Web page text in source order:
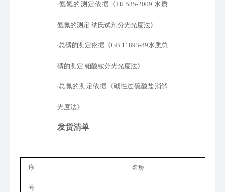
•氨氮的测定依据 《 HJ 535-2009 水质
氨氮的测定 纳氏试剂分光光度法》
•总磷的测定依据 《GB 11893-89水质总
磷的测定 钼酸铵分光光度法》
•总氮的测定依据 《碱性过硫酸盐消解
光度法》
发货清单
序
号
名称